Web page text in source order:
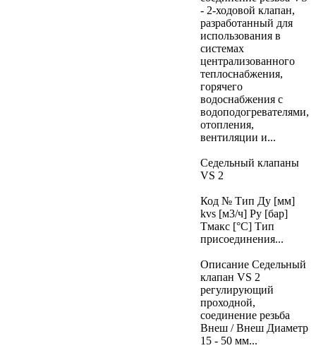
- 2-ходовой клапан,
разработанный для
использования в
системах
централизованного
теплоснабжения,
горячего
водоснабжения с
водоподогревателями,
отопления,
вентиляции и...
Седельный клапаны
VS 2
Код № Тип Ду [мм]
kvs [м3/ч] Ру [бар]
Тмакс [°C] Тип
присоединения...
Описание Седельный
клапан VS 2
регулирующий
проходной,
соединение резьба
Внеш / Внеш Диаметр
15 - 50 мм...